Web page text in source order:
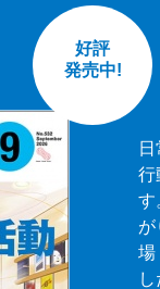
好評
発売中!
行
す
場
し